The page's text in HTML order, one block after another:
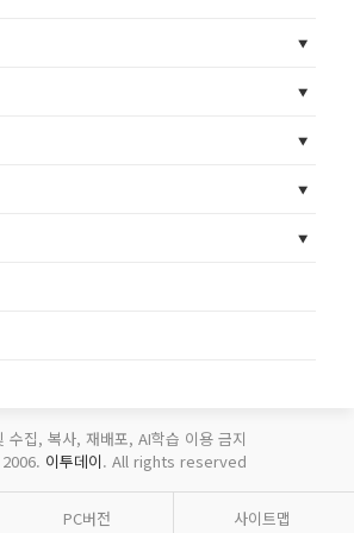
수집, 복사, 재배포, AI학습 이용 금지
이투데이. All rights reserved
PC버전 사이트맵